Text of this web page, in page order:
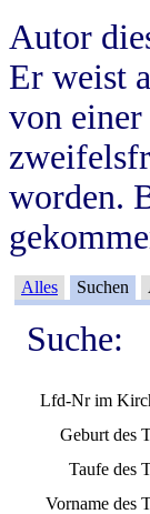
Autor
Er weist
von
worden.
Alles Suchen
Suche:
Lfd-Nr im
Geburt des
Taufe des
Vorname des